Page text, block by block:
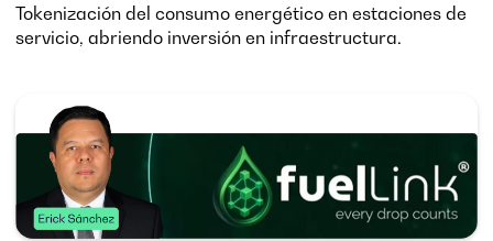
Tokenización del consumo energético en estaciones de
servicio, abriendo inversión en infraestructura.